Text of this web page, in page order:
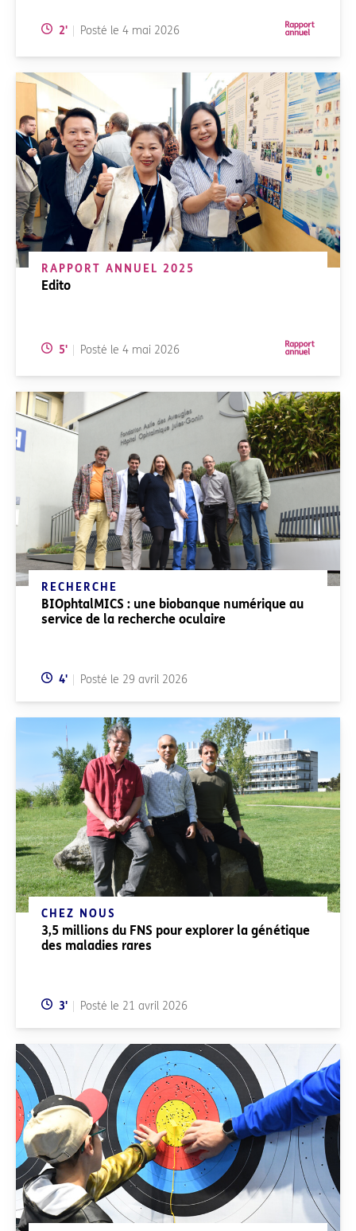
Temps de lecture:
2' Posté le 4 mai 2026
RAPPORT ANNUEL 2025
Edito
Temps de lecture:
5' Posté le 4 mai 2026
RECHERCHE
BIOphtalMICS : une biobanque numérique au
service de la recherche oculaire
Temps de lecture:
4' Posté le 29 avril 2026
CHEZ NOUS
3,5 millions du FNS pour explorer la génétique
des maladies rares
Temps de lecture:
3' Posté le 21 avril 2026